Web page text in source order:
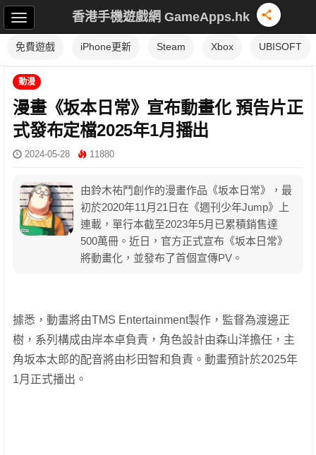
香港手機遊戲網 GameApps.hk
免費遊戲 iPhone更新 Steam Xbox UBISOFT
動漫
漫畫《坂本日常》宣布動畫化 預告片正
式發布定檔2025年1月播出
2024-05-28 11880
由鈴木祐鬥創作的漫畫作品《坂本日常》，最
初於2020年11月21日在《週刊少年Jump》上
連載，單行本截至2023年5月已累積銷售達
500萬冊。近日，官方正式宣布《坂本日常》
將動畫化，並發布了首個宣傳PV。
據悉，動畫將由TMS Entertainment製作，監督為渡邊正
樹，系列構成由岸本卓負責，角色設計由森山洋擔任，主
角坂本太郎的配音將由杉田智和負責。動畫預計於2025年
1月正式播出。